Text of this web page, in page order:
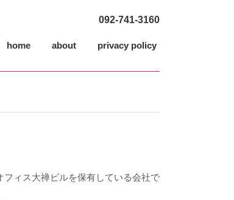
092-741-3160
home about privacy policy
ィス大禅ビルを保有している会社で